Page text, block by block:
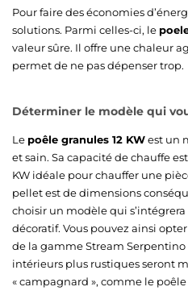
Pour faire des économies
solutions. Parmi celles-ci, le
valeur sûre. Il offre une chaleur
permet de ne pas dépenser trop.
Déterminer le modèle qui
Le poêle granules 12 KWest un
et sain. Sa capacité de chauffe
KW idéale pour chauffer une
pellet est de dimensions
choisir un modèle qui
décoratif. Vous pouvez ainsi
de la gamme Stream Serpentino
intérieurs plus rustiques seront
« campagnard », comme le